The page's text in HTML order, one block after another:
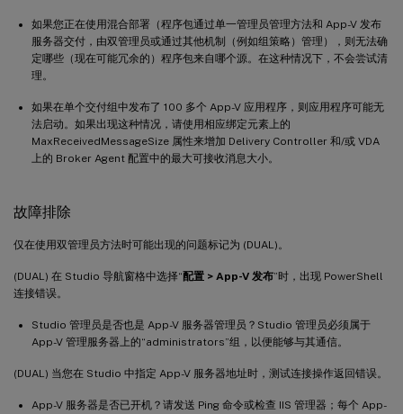
如果您正在使用混合部署（程序包通过单一管理员管理方法和 App-V 发布
服务器交付，由双管理员或通过其他机制（例如组策略）管理），则无法确
定哪些（现在可能冗余的）程序包来自哪个源。在这种情况下，不会尝试清
理。
如果在单个交付组中发布了 100 多个 App-V 应用程序，则应用程序可能无
法启动。如果出现这种情况，请使用相应绑定元素上的
MaxReceivedMessageSize 属性来增加 Delivery Controller 和/或 VDA
上的 Broker Agent 配置中的最大可接收消息大小。
故障排除
仅在使用双管理员方法时可能出现的问题标记为 (DUAL)。
(DUAL) 在 Studio 导航窗格中选择“配置 > App-V 发布”时，出现 PowerShell
连接错误。
Studio 管理员是否也是 App-V 服务器管理员？Studio 管理员必须属于
App-V 管理服务器上的“administrators”组，以便能够与其通信。
(DUAL) 当您在 Studio 中指定 App-V 服务器地址时，测试连接操作返回错误。
App-V 服务器是否已开机？请发送 Ping 命令或检查 IIS 管理器；每个 App-